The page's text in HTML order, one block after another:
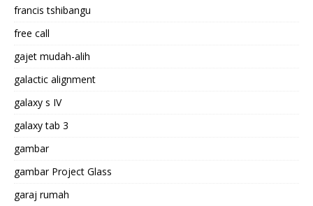
francis tshibangu
free call
gajet mudah-alih
galactic alignment
galaxy s IV
galaxy tab 3
gambar
gambar Project Glass
garaj rumah